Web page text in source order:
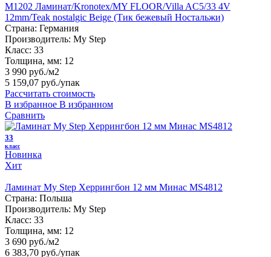
M1202 Ламинат/Kronotex/MY FLOOR/Villa AC5/33 4V
12mm/Teak nostalgic Beige (Тик бежевый Ностальжи)
Страна: Германия
Производитель: My Step
Класс: 33
Толщина, мм: 12
3 990 руб./м2
5 159,07 руб./упак
Рассчитать стоимость
В избранное В избранном
Сравнить
33
класс
Новинка
Хит
Ламинат My Step Херрингбон 12 мм Минас MS4812
Страна: Польша
Производитель: My Step
Класс: 33
Толщина, мм: 12
3 690 руб./м2
6 383,70 руб./упак